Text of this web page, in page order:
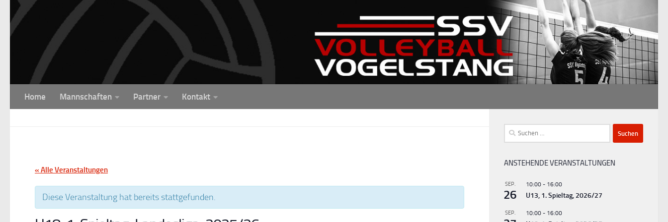
Unter dem Inhalt
Home Mannschaften Partner Kontakt
« Alle Veranstaltungen
Diese Veranstaltung hat bereits stattgefunden.
Suchen
nach:
ANSTEHENDE VERANSTALTUNGEN
SEP.
26
10:00 - 16:00
U13, 1. Spieltag, 2026/27
SEP. 10:00 - 16:00